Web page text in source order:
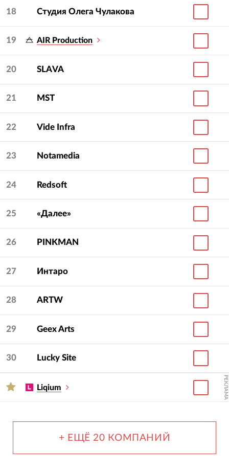
18 Студия Олега Чулакова
19 AIR Production
20 SLAVA
21 MST
22 Vide Infra
23 Notamedia
24 Redsoft
25 «Далее»
26 PINKMAN
27 Интаро
28 ARTW
29 Geex Arts
30 Lucky Site
Liqium РЕКЛАМА
+ ЕЩЁ 20 КОМПАНИЙ